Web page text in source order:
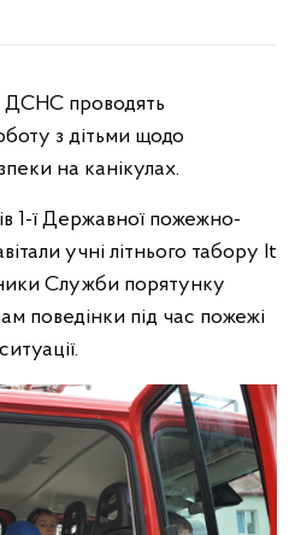
з дітьми щодо
на канікулах.
1-ї Державної пожежно-
учні літнього табору Іt
Служби порятунку
поведінки під час пожежі